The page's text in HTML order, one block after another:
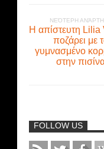
ΝΕΌΤΕΡΗ
Η απίστευτη Lilia
ποζάρει με
γυμνασμένο
στην
FOLLOW US